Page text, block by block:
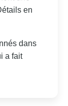
en
dans
a fait